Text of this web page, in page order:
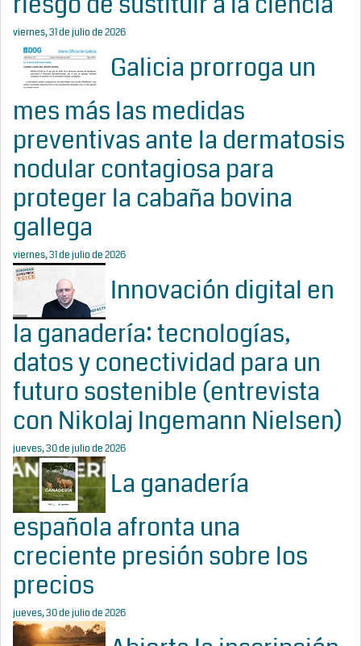
viernes, 31 de julio de 2026
Galicia prorroga un
mes más las medidas
preventivas ante la dermatosis
nodular contagiosa para
proteger la cabaña bovina
gallega
viernes, 31 de julio de 2026
Innovación digital en
la ganadería: tecnologías,
datos y conectividad para un
futuro sostenible (entrevista
con Nikolaj Ingemann Nielsen)
jueves, 30 de julio de 2026
La ganadería
española afronta una
creciente presión sobre los
precios
jueves, 30 de julio de 2026